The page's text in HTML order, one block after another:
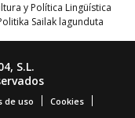
y Política Lingüística
Sailak lagunduta
S.L.
de uso Cookies